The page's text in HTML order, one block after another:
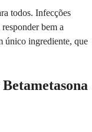
todos. Infecções
bem a
único ingrediente, que